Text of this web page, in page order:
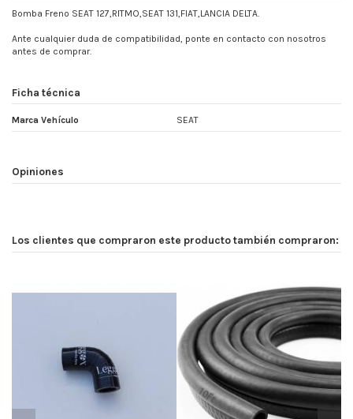
Bomba Freno SEAT 127,RITMO,SEAT 131,FIAT,LANCIA DELTA.
Ante cualquier duda de compatibilidad, ponte en contacto con nosotros
antes de comprar.
Ficha técnica
Marca Vehículo SEAT
Opiniones
Los clientes que compraron este producto también compraron: